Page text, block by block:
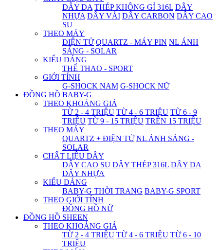
DÂY DA THÉP KHÔNG GỈ 316L DÂY
NHỰA DÂY VẢI DÂY CARBON DÂY CAO
SU
THEO MÁY
ĐIỆN TỬ QUARTZ - MÁY PIN NL ÁNH
SÁNG - SOLAR
KIỂU DÁNG
THỂ THAO - SPORT
GIỚI TÍNH
G-SHOCK NAM G-SHOCK NỮ
ĐỒNG HỒ BABY-G
THEO KHOẢNG GIÁ
TỪ 2 - 4 TRIỆU TỪ 4 - 6 TRIỆU TỪ 6 - 9
TRIỆU TỪ 9 - 15 TRIỆU TRÊN 15 TRIỆU
THEO MÁY
QUARTZ + ĐIỆN TỬ NL ÁNH SÁNG -
SOLAR
CHẤT LIỆU DÂY
DÂY CAO SU DÂY THÉP 316L DÂY DA
DÂY NHỰA
KIỂU DÁNG
BABY-G THỜI TRANG BABY-G SPORT
THEO GIỚI TÍNH
ĐỒNG HỒ NỮ
ĐỒNG HỒ SHEEN
THEO KHOẢNG GIÁ
TỪ 2 - 4 TRIỆU TỪ 4 - 6 TRIỆU TỪ 6 - 10
TRIỆU